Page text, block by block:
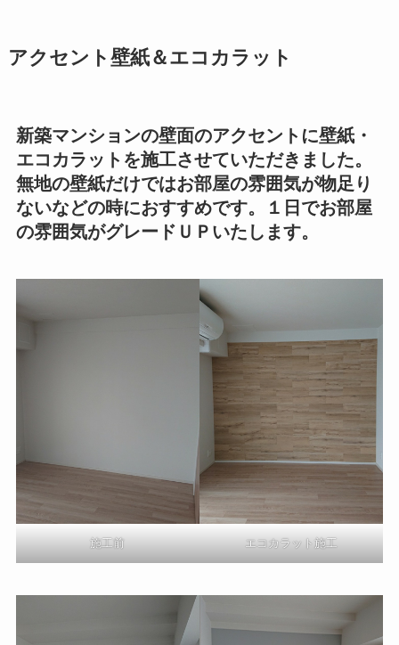
アクセント壁紙＆エコカラット
新築マンションの壁面のアクセントに壁紙・
エコカラットを施工させていただきました。
無地の壁紙だけではお部屋の雰囲気が物足り
ないなどの時におすすめです。１日でお部屋
の雰囲気がグレードＵＰいたします。
施工前 エコカラット施工